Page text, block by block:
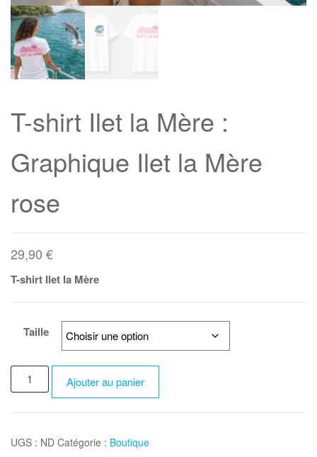
T-shirt Ilet la Mère :
Graphique Ilet la Mère
rose
29,90 €
T-shirt Ilet la Mère
Taille
quantité
de
Ilet
Ajouter au panier
UGS : ND Catégorie : Boutique